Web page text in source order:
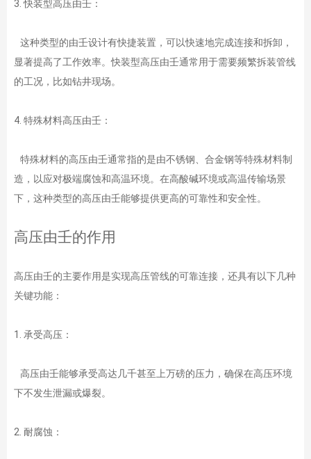
3. 快装型高压由壬：
这种类型的由壬设计有快捷装置，可以快速地完成连接和拆卸，
显著提高了工作效率。快装型高压由壬通常用于需要频繁拆装管线
的工况，比如钻井现场。
4. 特殊材料高压由壬：
特殊材料的高压由壬通常指的是由不锈钢、合金钢等特殊材料制
造，以应对极端腐蚀和高温环境。在高酸碱环境或高温传输场景
下，这种类型的高压由壬能够提供更高的可靠性和安全性。
高压由壬的作用
高压由壬的主要作用是实现高压管线的可靠连接，还具有以下几种
关键功能：
1. 承受高压：
高压由壬能够承受高达几千甚至上万磅的压力，确保在高压环境
下不发生泄漏或爆裂。
2. 耐腐蚀：